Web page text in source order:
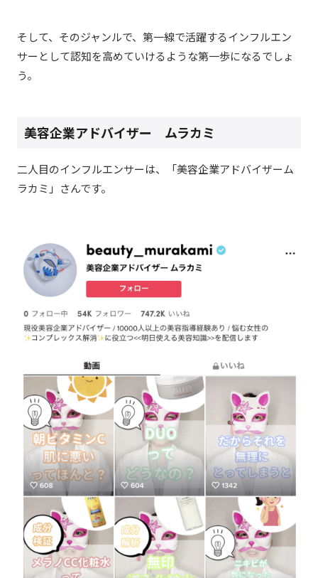
そして、そのジャンルで、第一線で活躍するインフルエン
サーとして認知を高めていけるような第一歩になるでしょ
う。
美容企業アドバイザー ムラカミ
二人目のインフルエンサーは、「美容企業アドバイザーム
ラカミ」さんです。